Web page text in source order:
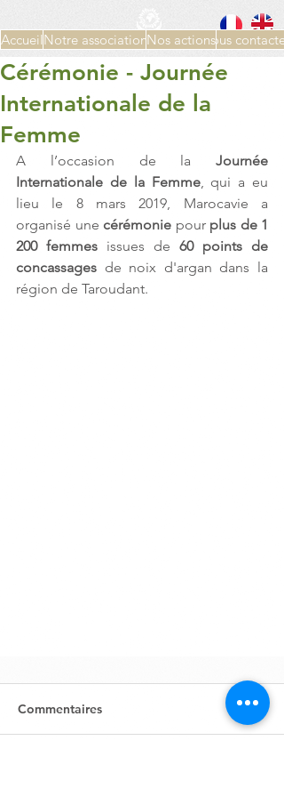
AccueilNotre association Nous contacter
Nos actions
Cérémonie - Journée
Internationale de la
Femme
A l’occasion de la Journée
Internationale de la Femme, qui a eu
lieu le 8 mars 2019, Marocavie a
organisé une cérémonie pour plus de 1
200 femmes issues de 60 points de
concassages de noix d'argan dans la
région de Taroudant.
Commentaires